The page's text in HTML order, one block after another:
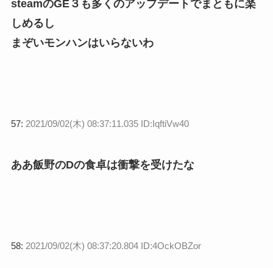
steamのGE３も多くのアップデートでまともに楽
しめるし
まぞいモンハンはいらないわ
57: 2021/09/02(木) 08:37:11.035 ID:IqftiVw40
ああ飯野のDの食卓は衝撃を受けたな
58: 2021/09/02(木) 08:37:20.804 ID:4OckOBZor